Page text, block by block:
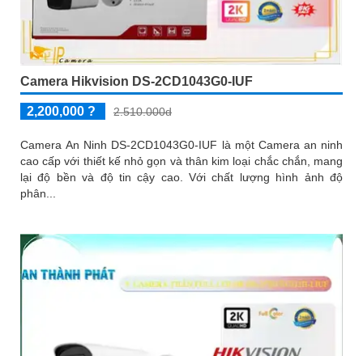
Camera Hikvision DS-2CD1043G0-IUF
2,200,000 ? 2.510.000d
Camera An Ninh DS-2CD1043G0-IUF là một Camera an ninh
cao cấp với thiết kế nhỏ gọn và thân kim loại chắc chắn, mang
lại độ bền và độ tin cậy cao. Với chất lượng hình ảnh độ
phân...